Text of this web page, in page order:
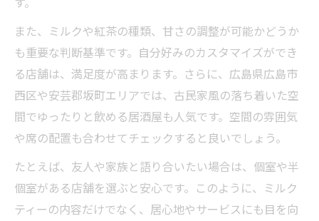
また、ミルクや紅茶の種類、甘さの調整が可能かどうか
も重要な判断基準です。自分好みのカスタマイズができ
る店舗は、満足度が高まります。さらに、広島県広島市
西区や安芸郡坂町エリアでは、古民家風の落ち着いた空
間でゆったりと飲める居酒屋も人気です。空間の雰囲気
や席の配置も合わせてチェックすると良いでしょう。
たとえば、友人や家族と語り合いたい場合は、個室や半
個室がある店舗を選ぶと安心です。このように、ミルク
ティーの内容だけでなく、居心地やサービスにも目を向